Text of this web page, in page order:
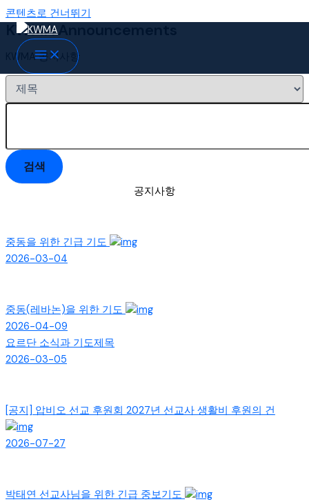
콘텐츠로 건너뛰기
KWMA Announcements
KWMA 공지사항
검색
공지사항
중동을 위한 긴급 기도
2026-03-04
중동(레바논)을 위한 기도
2026-04-09
요르단 소식과 기도제목
2026-03-05
[공지] 압비오 선교 후원회 2027년 선교사 생활비 후원의 건
2026-07-27
박태연 선교사님을 위한 긴급 중보기도